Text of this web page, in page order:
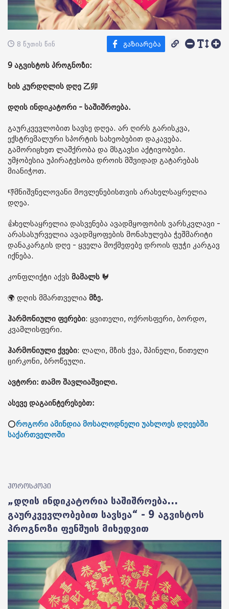
8 წუთის წინ
9 აგვისტოს პროგნოზი:
ხის კურდღლის დღე 乙卯
დღის ინდიკატორი - საშიშროება.
გაურკვევლობით სავსე დღეა. არ ღირს გარისკვა,
ექსტრემალური სპორტის სახეობებით დაკავება.
გამორიცხეთ ლაშქრობა და მსგავსი აქტივობები.
უმჯობესია უპირატესობა დროის მშვიდად გატარებას
მიანიჭოთ.
👎მნიშვნელოვანი მოვლენებისთვის არახელსაყრელია
დღეა.
👍ხელსაყრელია დასვენება ავადმყოფობის ვარსკვლავი -
არასასურველია ავადმყოფების მონახულება ჭეშმარიტი
დანაკარგის დღე - ყველა მოქმედებე დროის ფუჭი კარგავ
იქნება.
კონფლიქტი აქვს მამალს 🐓
🌍 დღის მმართველია მზე.
ჰარმონიული ფერები: ყვითელი, ოქროსფერი, ბორდო,
კვამლისფერი.
ჰარმონიული ქვები: ლალი, მზის ქვა, შპინელი, წითელი
ცირკონი, ბროწეული.
ავტორი: თამო შავლიაშვილი.
ასევე დაგაინტერესებთ:
⭕როგორი ამინდია მოსალოდნელი უახლოეს დღეებში
საქართველოში
ჰოროსკოპი
„დღის ინდიკატორია საშიშროება...
გაურკვევლობებით სავსეა“ - 9 აგვისტოს
პროგნოზი ფენშუის მიხედვით